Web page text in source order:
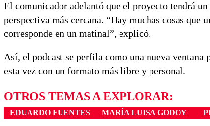
El comunicador adelantó que el proyecto tendrá
perspectiva más cercana. “Hay muchas cosas que
corresponde en un matinal”, explicó.
Así, el podcast se perfila como una nueva
esta vez con un formato más libre y personal.
OTROS TEMAS A EXPLORAR:
EDUARDO FUENTES MARÍA LUISA GODOY